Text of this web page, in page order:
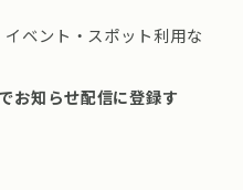
ベント・スポット利用な
お知らせ配信に登録す